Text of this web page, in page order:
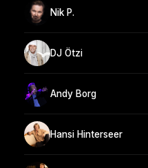
Nik P.
DJ Ötzi
Andy Borg
Hansi Hinterseer